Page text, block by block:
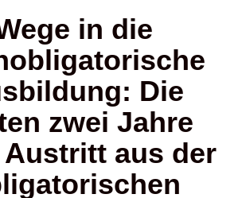
in die
Die
zwei Jahre
Austritt aus der